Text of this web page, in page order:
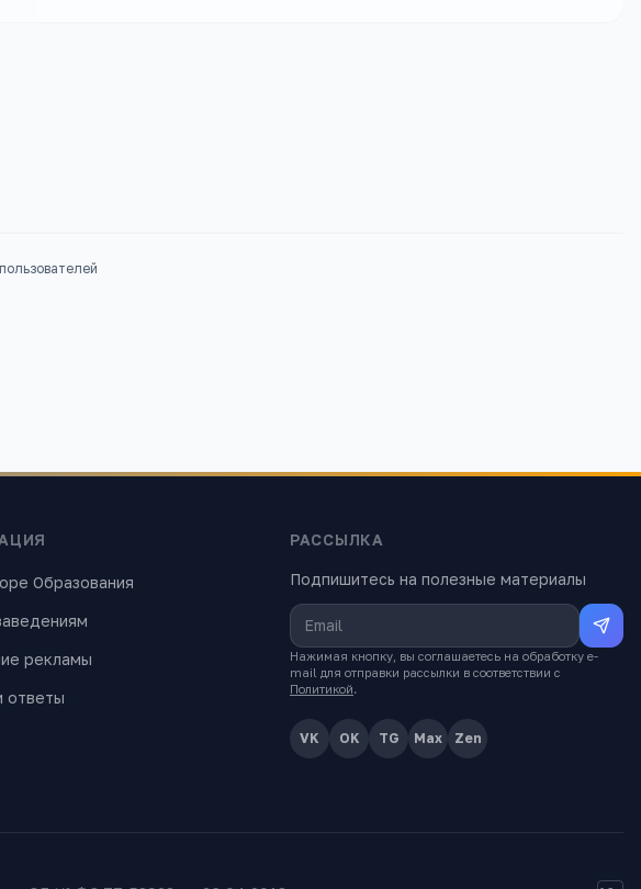
Образования
рекламы
ответы
РАССЫЛКА
Подпишитесь на полезные материалы
Нажимая кнопку, вы соглашаетесь на обработку e-
mail для отправки рассылки в соответствии с
Политикой.
VK OK TG Max Zen